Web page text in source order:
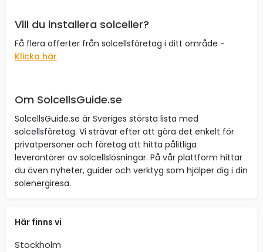
Vill du installera solceller?
Få flera offerter från solcellsföretag i ditt område -
Klicka här
Om SolcellsGuide.se
SolcellsGuide.se är Sveriges största lista med
solcellsföretag. Vi strävar efter att göra det enkelt för
privatpersoner och företag att hitta pålitliga
leverantörer av solcellslösningar. På vår plattform hittar
du även nyheter, guider och verktyg som hjälper dig i din
solenergiresa.
Här finns vi
Stockholm